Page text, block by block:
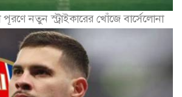
নতুন স্ট্রাইকারের খোঁজে বার্সেলোনা